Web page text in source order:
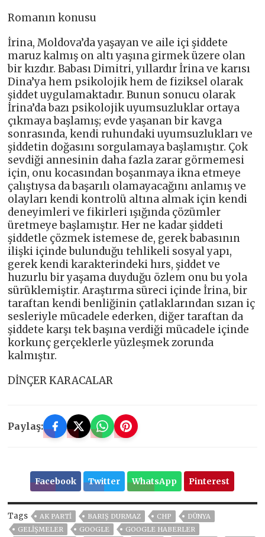
Romanın konusu
İrina, Moldova’da yaşayan ve aile içi şiddete
maruz kalmış on altı yaşına girmek üzere olan
bir kızdır. Babası Dimitri, yıllardır İrina ve karısı
Dina’ya hem psikolojik hem de fiziksel olarak
şiddet uygulamaktadır. Bunun sonucu olarak
İrina’da bazı psikolojik uyumsuzluklar ortaya
çıkmaya başlamış; evde yaşanan bir kavga
sonrasında, kendi ruhundaki uyumsuzlukları ve
şiddetin doğasını sorgulamaya başlamıştır. Çok
sevdiği annesinin daha fazla zarar görmemesi
için, onu kocasından boşanmaya ikna etmeye
çalıştıysa da başarılı olamayacağını anlamış ve
olayları kendi kontrolü altına almak için kendi
deneyimleri ve fikirleri ışığında çözümler
üretmeye başlamıştır. Her ne kadar şiddeti
şiddetle çözmek istemese de, gerek babasının
ilişki içinde bulunduğu tehlikeli sosyal yapı,
gerek kendi karakterindeki hırs, şiddet ve
huzurlu bir yaşama duyduğu özlem onu bu yola
sürüklemiştir. Araştırma süreci içinde İrina, bir
taraftan kendi benliğinin çatlaklarından sızan iç
sesleriyle mücadele ederken, diğer taraftan da
şiddete karşı tek başına verdiği mücadele içinde
korkunç gerçeklerle yüzleşmek zorunda
kalmıştır.
DİNÇER KARACALAR
Paylaş:
Facebook Twitter WhatsApp Pinterest
Tags AK PARTİ BARIŞ DURMAZ CHP
DÜNYA
GELIŞMELER
GOOGLE
GOOGLE HABERLER